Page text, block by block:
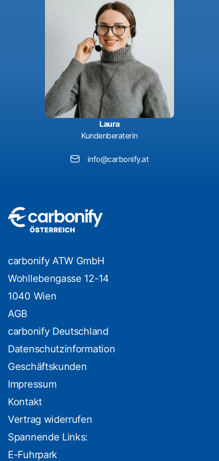
Laura
Kundenberaterin
info@carbonify.at
carbonify ATW GmbH
Wohllebengasse 12-14
1040 Wien
AGB
carbonify Deutschland
Datenschutzinformation
Geschäftskunden
Impressum
Kontakt
Vertrag widerrufen
Spannende Links:
E-Fuhrpark